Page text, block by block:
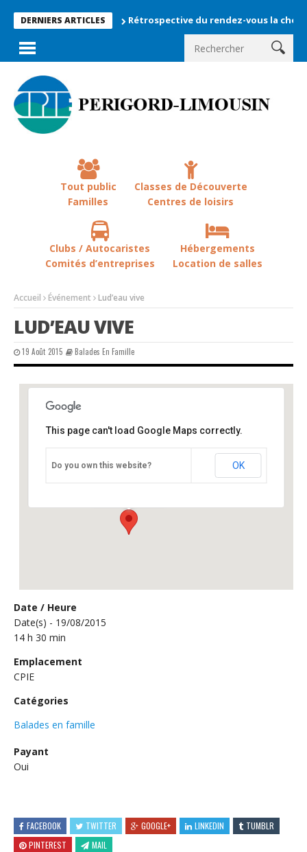
DERNIERS ARTICLESRétrospective du rendez-vous la chevêche
Tout public
Familles
Classes de Découverte
Centres de loisirs
Clubs / Autocaristes
Comités d’entreprises
Hébergements
Location de salles
Accueil Événement Lud’eau vive
LUD’EAU VIVE
19 Août 2015 Balades En Famille
CPIE
Événements
This page can't load Google Maps correctly.
Do you own this website? OK
Date / Heure
Date(s) - 19/08/2015
14 h 30 min
Emplacement
CPIE
Catégories
Balades en famille
Payant
Oui
FACEBOOK TWITTER GOOGLE+ LINKEDIN
TUMBLR
PINTEREST
MAIL